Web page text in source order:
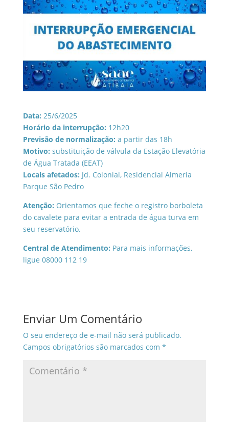
Data: 25/6/2025
Horário da interrupção: 12h20
Previsão de normalização: a partir das 18h
Motivo: substituição de válvula da Estação Elevatória
de Água Tratada (EEAT)
Locais afetados: Jd. Colonial, Residencial Almeria
Parque São Pedro
Atenção: Orientamos que feche o registro borboleta
do cavalete para evitar a entrada de água turva em
seu reservatório.
Central de Atendimento: Para mais informações,
ligue 08000 112 19
Enviar Um Comentário
O seu endereço de e-mail não será publicado.
Campos obrigatórios são marcados com *